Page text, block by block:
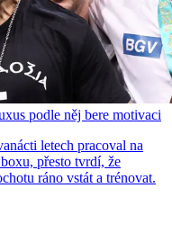
podle něj bere motivaci
letech pracoval na
přesto tvrdí, že
ráno vstát a trénovat.